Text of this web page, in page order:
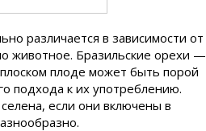
различается в зависимости от
животное. Бразильские орехи —
плоде может быть порой
подхода к их употреблению.
если они включены в